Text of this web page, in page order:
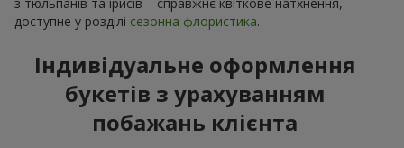
доступне у розділі сезонна флористика.
Індивідуальне оформлення
букетів з урахуванням
побажань клієнта